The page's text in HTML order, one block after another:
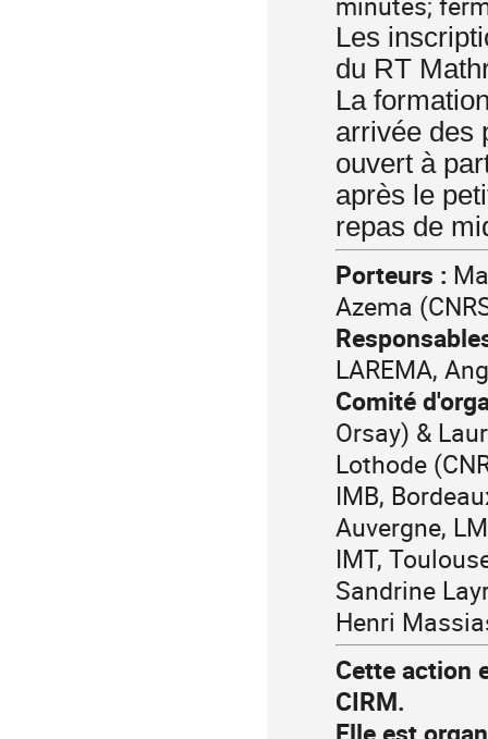
Inscriptions
Les
du RT
Informations
pratiques
La
arrivée des
ouvert à
après le
repas de
Porteurs :
Azema
LAREMA,
Comité
Orsay) &
Lothode
IMB,
Auvergne,
IMT,
Sandrine
Henri
Cette action
CIRM.